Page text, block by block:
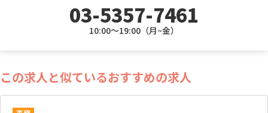
03-5357-7461
10:00～19:00（月~金）
この求人と似ているおすすめの求人